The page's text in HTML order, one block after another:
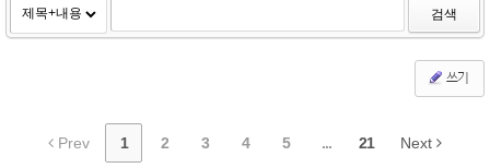
검색
쓰기
Prev 1 2 3 4 5 ... 21 Next